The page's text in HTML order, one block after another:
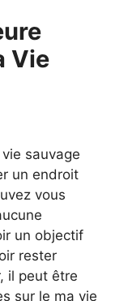
Vie
sauvage
un endroit
vous
un objectif
rester
il peut être
sur le ma vie